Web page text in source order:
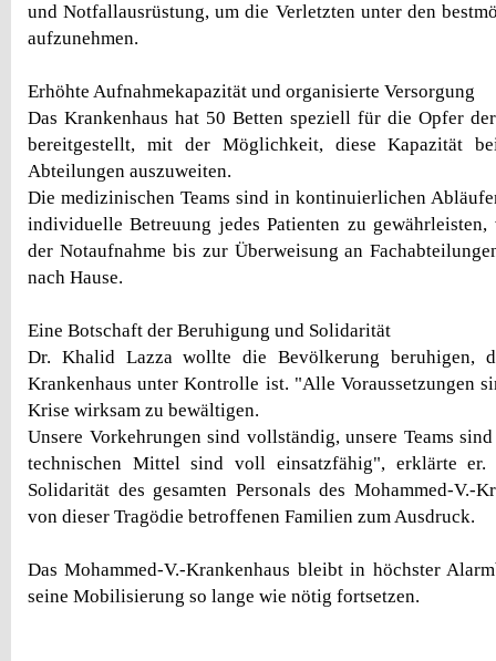
und Notfallausrüstung, um die Verletzten unter den
aufzunehmen.
Erhöhte Aufnahmekapazität und organisierte Versorgung
Das Krankenhaus hat 50 Betten speziell für die Opfer
bereitgestellt, mit der Möglichkeit, diese Kapazität
Abteilungen auszuweiten.
Die medizinischen Teams sind in kontinuierlichen
individuelle Betreuung jedes Patienten zu
der Notaufnahme bis zur Überweisung an
nach Hause.
Eine Botschaft der Beruhigung und Solidarität
Dr. Khalid Lazza wollte die Bevölkerung beruhigen,
Krankenhaus unter Kontrolle ist. "Alle Voraussetzungen
Krise wirksam zu bewältigen.
Unsere Vorkehrungen sind vollständig, unsere Teams
technischen Mittel sind voll einsatzfähig", erklärte
Solidarität des gesamten Personals des Mohammed-V.-
von dieser Tragödie betroffenen Familien zum Ausdruck.
Das Mohammed-V.-Krankenhaus bleibt in höchster
seine Mobilisierung so lange wie nötig fortsetzen.